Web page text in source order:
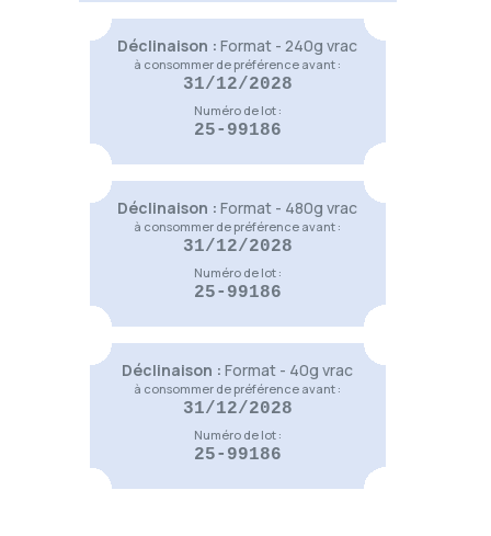
)
Voir le produit
Chinoiserie
Déclinaison : Format - 240g vrac
à consommer de préférence avant :
31/12/2028
Numéro de lot :
25-99186
Déclinaison : Format - 480g vrac
à consommer de préférence avant :
31/12/2028
Numéro de lot :
25-99186
Déclinaison : Format - 40g vrac
à consommer de préférence avant :
31/12/2028
Numéro de lot :
25-99186